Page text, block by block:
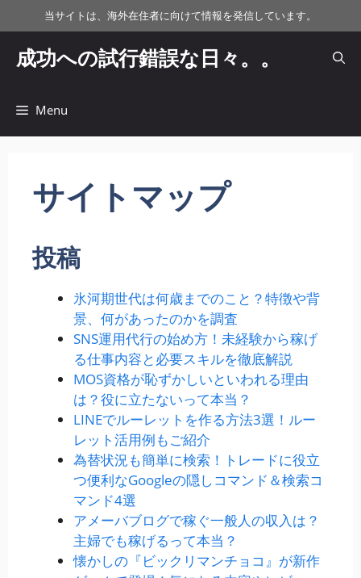
ン
当サイトは、海外在住者に向けて情報を発信しています。
成功への試行錯誤な日々。。
Menu
サイトマップ
投稿
氷河期世代は何歳までのこと？特徴や背
景、何があったのかを調査
SNS運用代行の始め方！未経験から稼げ
る仕事内容と必要スキルを徹底解説
MOS資格が恥ずかしいといわれる理由
は？役に立たないって本当？
LINEでルーレットを作る方法3選！ルー
レット活用例もご紹介
為替状況も簡単に検索！トレードに役立
つ便利なGoogleの隠しコマンド＆検索コ
マンド4選
アメーバブログで稼ぐ一般人の収入は？
主婦でも稼げるって本当？
懐かしの『ビックリマンチョコ』が新作